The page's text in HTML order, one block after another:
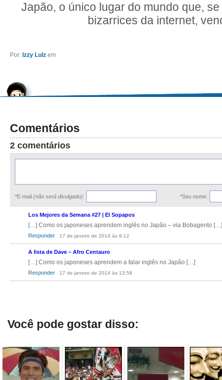
Japão, o único lugar do mundo que,
bizarrices da internet,
Por: Izzy Lulz em
Comentários
2 comentários
*E-mail (não será divulgado): *Seu nome:
Los Mejores da Semana #27 | El Sopapos
17 de janeiro de 2014 às 9:12
[…] Como os japoneses aprendem inglês no Japão – via Bobagento […]
Responder
A lista de Dave – Afro Centauro
17 de janeiro de 2014 às 13:58
[…] Como os japoneses aprendem a falar inglês no Japão […]
Responder
Você pode gostar disso: